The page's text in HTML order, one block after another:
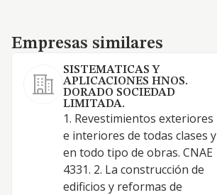
Empresas similares
Empresas similares
SISTEMATICAS Y
APLICACIONES HNOS.
DORADO SOCIEDAD
LIMITADA.
1. Revestimientos exteriores
e interiores de todas clases y
en todo tipo de obras. CNAE
4331. 2. La construcción de
edificios y reformas de